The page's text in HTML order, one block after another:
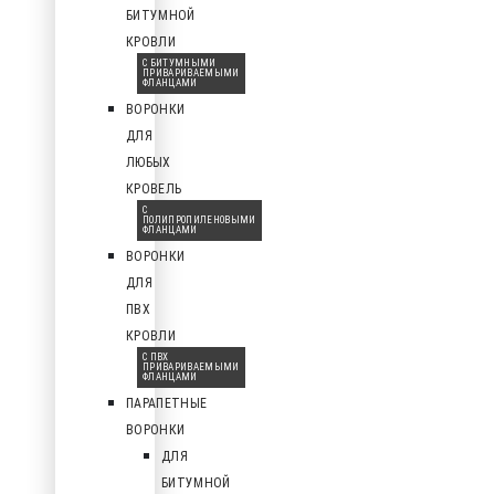
БИТУМНОЙ
КРОВЛИ
С БИТУМНЫМИ
ПРИВАРИВАЕМЫМИ
ФЛАНЦАМИ
ВОРОНКИ
ДЛЯ
ЛЮБЫХ
КРОВЕЛЬ
С
ПОЛИПРОПИЛЕНОВЫМИ
ФЛАНЦАМИ
ВОРОНКИ
ДЛЯ
ПВХ
КРОВЛИ
С ПВХ
ПРИВАРИВАЕМЫМИ
ФЛАНЦАМИ
ПАРАПЕТНЫЕ
ВОРОНКИ
ДЛЯ
БИТУМНОЙ